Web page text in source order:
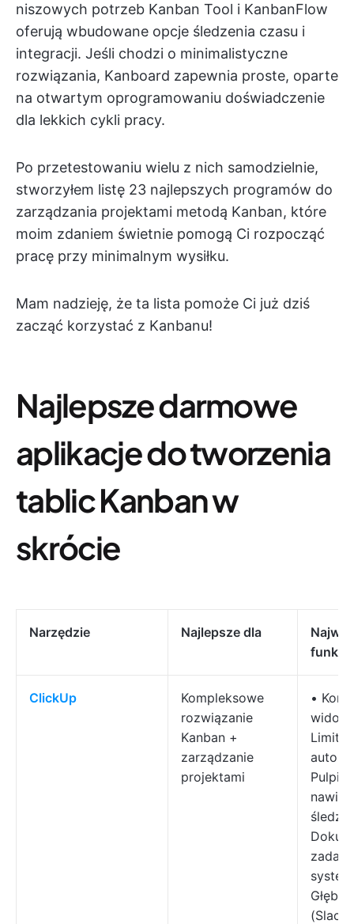
niszowych potrzeb Kanban Tool i KanbanFlow
oferują wbudowane opcje śledzenia czasu i
integracji. Jeśli chodzi o minimalistyczne
rozwiązania, Kanboard zapewnia proste, oparte
na otwartym oprogramowaniu doświadczenie
dla lekkich cykli pracy.
Po przetestowaniu wielu z nich samodzielnie,
stworzyłem listę 23 najlepszych programów do
zarządzania projektami metodą Kanban, które
moim zdaniem świetnie pomogą Ci rozpocząć
pracę przy minimalnym wysiłku.
Mam nadzieję, że ta lista pomoże Ci już dziś
zacząć korzystać z Kanbanu!
Najlepsze darmowe
aplikacje do tworzenia
tablic Kanban w
skrócie
Narzędzie Najlepsze dla
ClickUp
Kompleksowe
rozwiązanie
Kanban +
zarządzanie
projektami
•
widok
Limity
Pulpity
(Slack,